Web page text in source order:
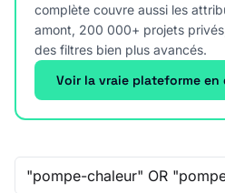
complète couvre aussi les
amont, 200 000+ projets
des filtres bien plus avancés.
Voir la vraie plateforme en
Recherche libre